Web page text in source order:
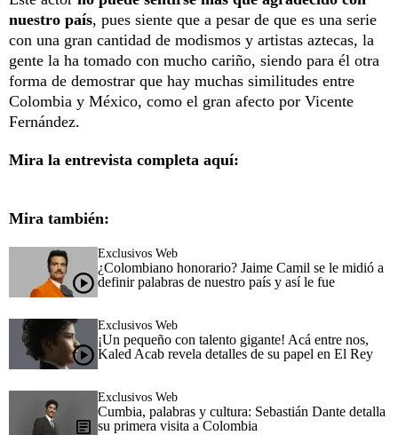
nuestro país, pues siente que a pesar de que es una serie
con una gran cantidad de modismos y artistas aztecas, la
gente la ha tomado con mucho cariño, siendo para él otra
forma de demostrar que hay muchas similitudes entre
Colombia y México, como el gran afecto por Vicente
Fernández.
Mira la entrevista completa aquí:
Mira también:
Exclusivos Web
¿Colombiano honorario? Jaime Camil se le midió a
definir palabras de nuestro país y así le fue
Exclusivos Web
¡Un pequeño con talento gigante! Acá entre nos,
Kaled Acab revela detalles de su papel en El Rey
Exclusivos Web
Cumbia, palabras y cultura: Sebastián Dante detalla
su primera visita a Colombia